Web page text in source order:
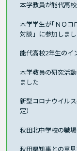
本学教員が能代高
本学学生が｢ＮＯコ
対談」に参加しま
能代高校2年生のイ
本学教員の研究活
ました
新型コロナウイル
定）
秋田北中学校の職
秋田県知事との意